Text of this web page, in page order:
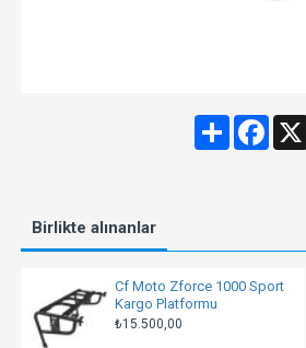
Share
Birlikte alınanlar
Cf Moto Zforce 1000 Sport
Kargo Platformu
₺15.500,00